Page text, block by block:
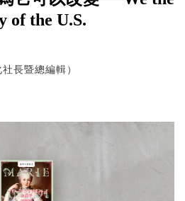
of the U.S.
長暨總編輯）